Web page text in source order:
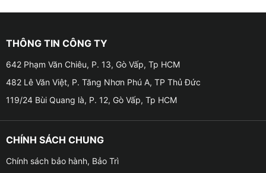
THÔNG TIN CÔNG TY
642 Phạm Văn Chiêu, P. 13, Gò Vấp, Tp HCM
482 Lê Văn Việt, P. Tăng Nhơn Phú A, TP Thủ Đức
119/24 Bùi Quang là, P. 12, Gò Vấp, Tp HCM
CHÍNH SÁCH CHUNG
Chính sách bảo hành, Bảo Trì